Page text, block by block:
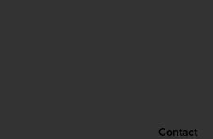
Contact